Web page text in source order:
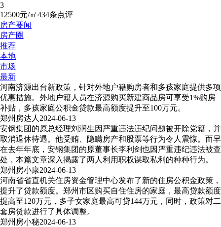
3
12500元/㎡434条点评
房产要闻
房产圈
推荐
本地
市场
最新
河南济源出台新政策，针对外地户籍购房者和多孩家庭提供多项
优惠措施。外地户籍人员在济源购买新建商品房可享受1%购房
补贴，多孩家庭公积金贷款最高额度提升至100万元。
郑州房达人 2024-06-13
安钢集团的原总经理刘润生因严重违法违纪问题被开除党籍，并
取消退休待遇。他受贿、隐瞒房产和股票等行为令人震惊。而早
在去年年底，安钢集团的原董事长李利剑也因严重违纪违法被查
处，本篇文章深入揭露了两人利用职权谋取私利的种种行为。
郑州房小康2024-06-13
河南省省直机关住房资金管理中心发布了新的住房公积金政策，
提升了贷款额度。郑州市区购买自住住房的家庭，最高贷款额度
提高至120万元，多子女家庭最高可贷144万元，同时，政策对二
套房贷款进行了具体调整。
郑州房小秘2024-06-13